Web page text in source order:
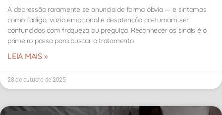
A depressão raramente se anuncia de forma óbvia — e sintomas
como fadiga, vazio emocional e desatenção costumam ser
confundidos com fraqueza ou preguiça. Reconhecer os sinais é o
primeiro passo para buscar o tratamento
LEIA MAIS »
28 de outubro de 2025